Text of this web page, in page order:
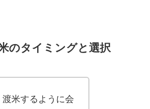
のタイミングと選択
渡米する ように会